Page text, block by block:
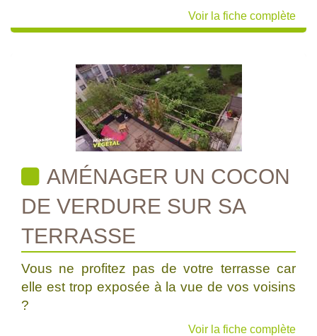
Voir la fiche complète
AMÉNAGER UN COCON
DE VERDURE SUR SA
TERRASSE
Vous ne profitez pas de votre terrasse car
elle est trop exposée à la vue de vos voisins
?
Voir la fiche complète